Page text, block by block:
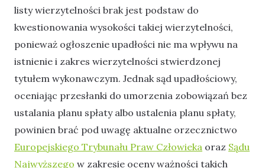
listy wierzytelności brak jest podstaw do
kwestionowania wysokości takiej wierzytelności,
ponieważ ogłoszenie upadłości nie ma wpływu na
istnienie i zakres wierzytelności stwierdzonej
tytułem wykonawczym. Jednak sąd upadłościowy,
oceniając przesłanki do umorzenia zobowiązań bez
ustalania planu spłaty albo ustalenia planu spłaty,
powinien brać pod uwagę aktualne orzecznictwo
Europejskiego Trybunału Praw Człowieka oraz Sądu
Najwyższego w zakresie oceny ważności takich